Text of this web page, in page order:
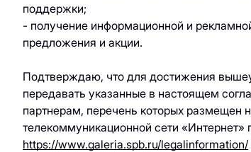
поддержки;
- получение информационной и
предложения и акции.
Подтверждаю, что для достижения
передавать указанные в настоящем
партнерам, перечень которых размещен
телекоммуникационной сети «Интернет»
https://www.galeria.spb.ru/legalinformation/